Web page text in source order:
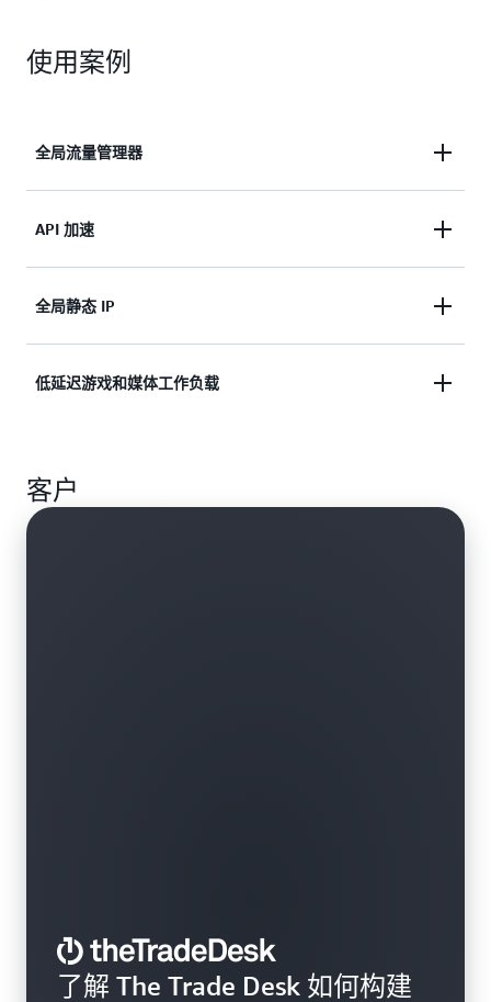
使用案例
全局流量管理器
使用流量调拨将流量路由至最近的区域或跨区域实现
API 加速
利用边缘的 TCP 终止将 API 工作负载最高提速
全局静态 IP
简化企业防火墙和 IoT 使用案例中的允许列表。
低延迟游戏和媒体工作负载
客户
了解 The Trade Desk 如何构建